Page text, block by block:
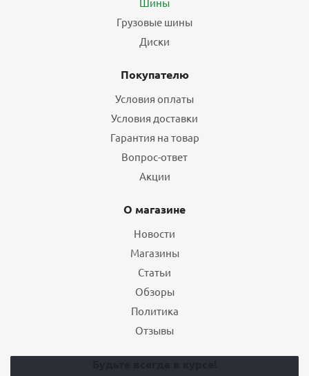
Грузовые шины
Диски
Покупателю
Условия оплаты
Условия доставки
Гарантия на товар
Вопрос-ответ
Акции
О магазине
Новости
Магазины
Статьи
Обзоры
Политика
Отзывы